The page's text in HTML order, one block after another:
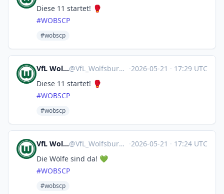
Diese 11 startet! 🥊
#WOBSCP
#wobscp
VfL Wolfsburg 🤖@VfL_Wolfsburg@sportsbots.xyz ·2026-05-21 · 17:29 UTC
Diese 11 startet! 🥊
#WOBSCP
#wobscp
VfL Wolfsburg 🤖@VfL_Wolfsburg@sportsbots.xyz ·2026-05-21 · 17:24 UTC
Die Wölfe sind da! 💚
#WOBSCP
#wobscp